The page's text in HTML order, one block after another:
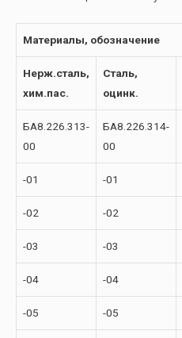
Материалы, обозначение
Нерж.сталь,
хим.пас.
Сталь,
оцинк.
БА8.226.313-
00
БА8.226.314-
00
-01 -01
-02 -02
-03 -03
-04 -04
-05 -05